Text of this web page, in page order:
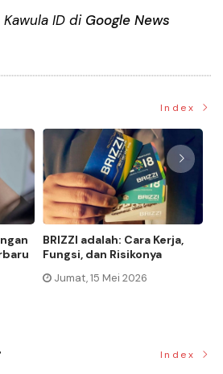
ID di Google News
Index
Jenis Asuransi Kesehatan di
Indonesia
Jumat, 24 Oktober 2025
Index